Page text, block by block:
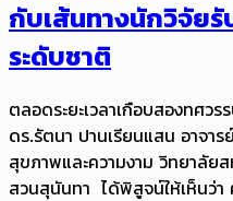
กับเส้นทางนักวิจัย
ระดับชาติ
ตลอดระยะเวลาเกือบสองทศว
ดร.รัตนา ปานเรียนแสน อาจาร
สุขภาพและความงาม วิทยาลัย
สวนสุนันทา ได้พิสูจน์ให้เห็นว่า